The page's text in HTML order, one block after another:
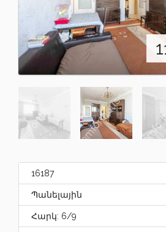
16187
Պանելային
Հարկ: 6/9